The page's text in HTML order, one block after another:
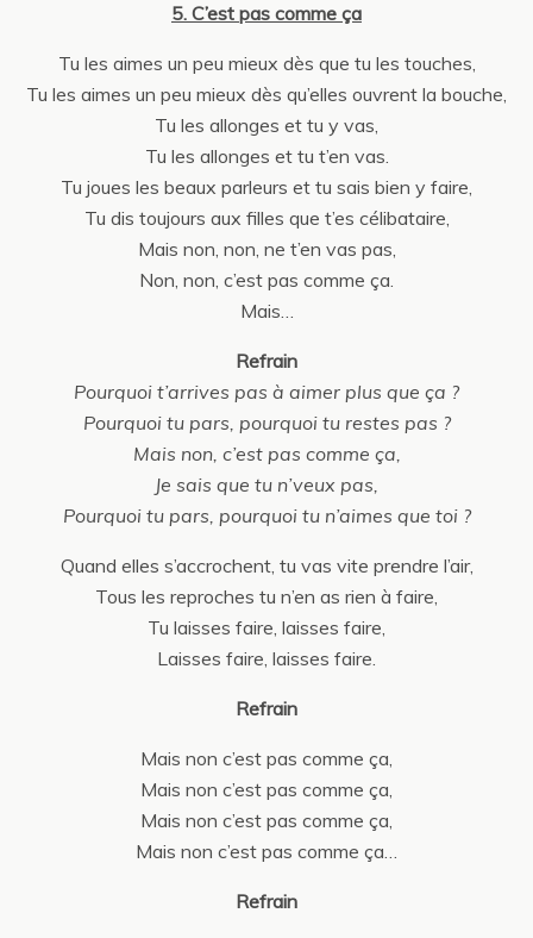
5. C’est pas comme ça
Tu les aimes un peu mieux dès que tu les touches,
Tu les aimes un peu mieux dès qu’elles ouvrent la bouche,
Tu les allonges et tu y vas,
Tu les allonges et tu t’en vas.
Tu joues les beaux parleurs et tu sais bien y faire,
Tu dis toujours aux filles que t’es célibataire,
Mais non, non, ne t’en vas pas,
Non, non, c’est pas comme ça.
Mais…
Refrain
Pourquoi t’arrives pas à aimer plus que ça ?
Pourquoi tu pars, pourquoi tu restes pas ?
Mais non, c’est pas comme ça,
Je sais que tu n’veux pas,
Pourquoi tu pars, pourquoi tu n’aimes que toi ?
Quand elles s’accrochent, tu vas vite prendre l’air,
Tous les reproches tu n’en as rien à faire,
Tu laisses faire, laisses faire,
Laisses faire, laisses faire.
Refrain
Mais non c’est pas comme ça,
Mais non c’est pas comme ça,
Mais non c’est pas comme ça,
Mais non c’est pas comme ça…
Refrain